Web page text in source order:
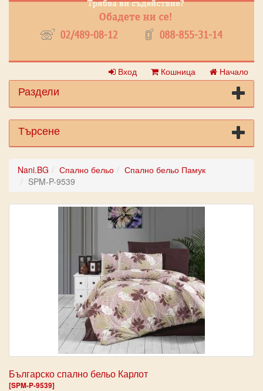
Вход Кошница Начало
Раздели
Търсене
Nani.BG Спално бельо
Спално бельо Памук
SPM-P-9539
Българско спално бельо Карлот
[SPM-P-9539]